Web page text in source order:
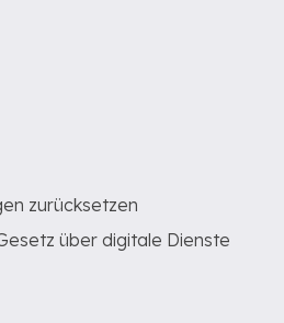
zurücksetzen
über digitale Dienste